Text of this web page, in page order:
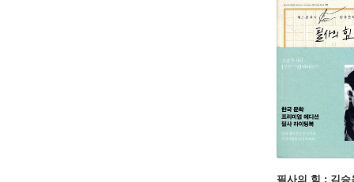
로 발화
김승옥
다고 할
문학사
필사의 힘 : 김승